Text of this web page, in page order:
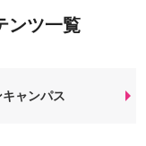
ンツ一覧
ャンパス